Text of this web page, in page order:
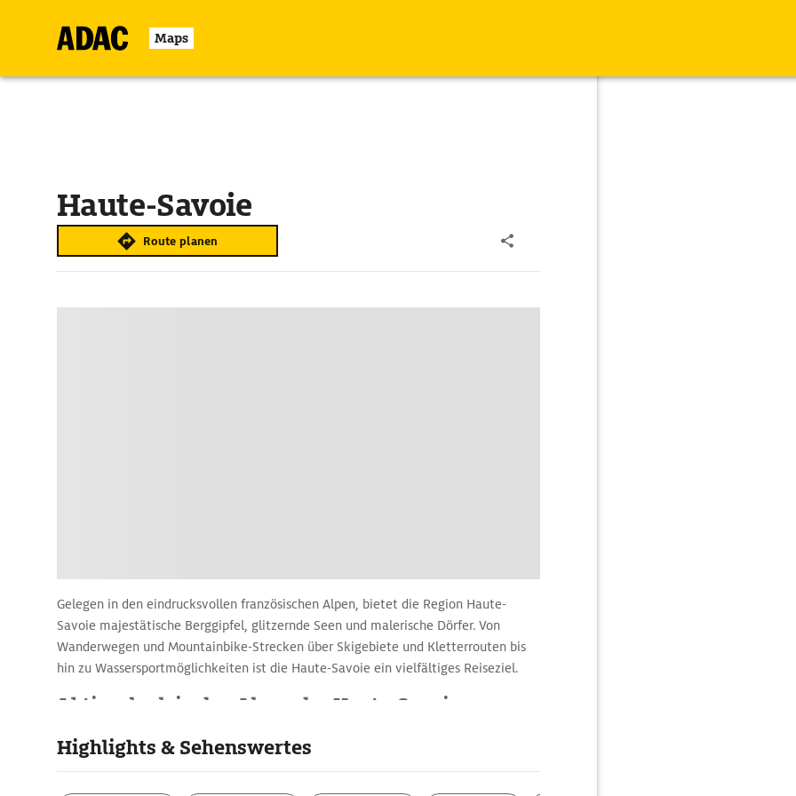
Maps
Haute-Savoie
Route planen
Gelegen in den eindrucksvollen französischen Alpen, bietet die Region Haute-
Savoie majestätische Berggipfel, glitzernde Seen und malerische Dörfer. Von
Wanderwegen und Mountainbike-Strecken über Skigebiete und Kletterrouten bis
hin zu Wassersportmöglichkeiten ist die Haute-Savoie ein vielfältiges Reiseziel.
Aktivurlaub in den Alpen der Haute-Savoie
unzählige Wanderwege inmitten der beeindruckenden Berglandschaft. Der Mont
Blanc, der höchste Berg der Alpen, ist ein wahres Highlight für Bergsteiger und
bietet spektakuläre Aussichten. Für Adrenalin-Junkies gibt es auch zahlreiche
Highlights & Sehenswertes